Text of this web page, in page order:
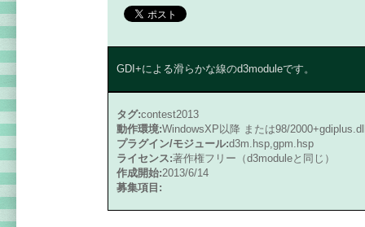
GDI+による滑らかな線のd3moduleです。
タグ:contest2013
動作環境:WindowsXP以降 または98/
プラグイン/モジュール:d3m.hsp,gpm.hsp
ライセンス:著作権フリー（d3moduleと同じ）
作成開始:2013/6/14
募集項目: